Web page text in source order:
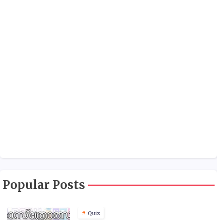
Popular Posts
Quiz